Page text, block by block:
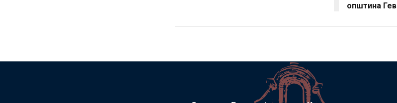
општина